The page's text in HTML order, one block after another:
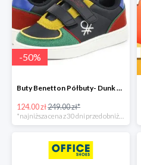
-50%
Buty Benetton Półbuty- Dunk Mx
124.00 zł249.00 zł*